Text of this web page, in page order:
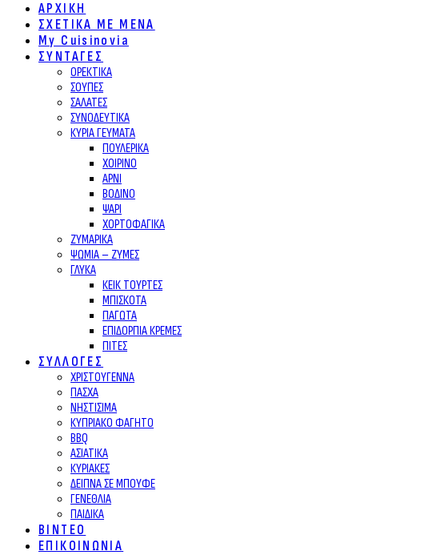
ΑΡΧΙΚΗ
ΣΧΕΤΙΚΑ ΜΕ ΜΕΝΑ
My Cuisinovia
ΣΥΝΤΑΓΕΣ
ΟΡΕΚΤΙΚΑ
ΣΟΥΠΕΣ
ΣΑΛΑΤΕΣ
ΣΥΝΟΔΕΥΤΙΚΑ
ΚΥΡΙΑ ΓΕΥΜΑΤΑ
ΠΟΥΛΕΡΙΚΑ
ΧΟΙΡΙΝΟ
ΑΡΝΙ
ΒΟΔΙΝΟ
ΨΑΡΙ
ΧΟΡΤΟΦΑΓΙΚΑ
ΖΥΜΑΡΙΚΑ
ΨΩΜΙΑ – ΖΥΜΕΣ
ΓΛΥΚΑ
ΚΕΙΚ ΤΟΥΡΤΕΣ
ΜΠΙΣΚΟΤΑ
ΠΑΓΩΤΑ
ΕΠΙΔΟΡΠΙΑ ΚΡΕΜΕΣ
ΠΙΤΕΣ
ΣΥΛΛΟΓΕΣ
ΧΡΙΣΤΟΥΓΕΝΝΑ
ΠΑΣΧΑ
ΝΗΣΤΙΣΙΜΑ
ΚΥΠΡΙΑΚΟ ΦΑΓΗΤΟ
BBQ
ΑΣΙΑΤΙΚΑ
ΚΥΡΙΑΚΕΣ
ΔΕΙΠΝΑ ΣΕ ΜΠΟΥΦΕ
ΓΕΝΕΘΛΙΑ
ΠΑΙΔΙΚΑ
ΒΙΝΤΕΟ
ΕΠΙΚΟΙΝΩΝΙΑ